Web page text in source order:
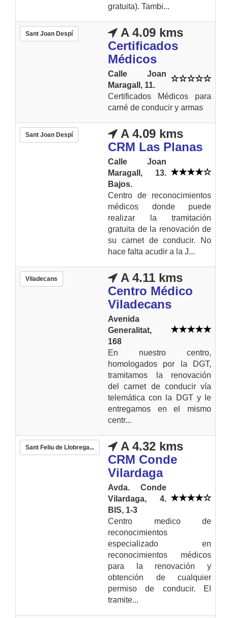
gratuita). Tambi...
Sant Joan Despí
A 4.09 kms
Certificados
Médicos
Calle Joan
Maragall, 11.
Certificados Médicos para
carné de conducir y armas
Sant Joan Despí
A 4.09 kms
CRM Las Planas
Calle Joan
Maragall, 13.
Bajos.
Centro de reconocimientos
médicos donde puede
realizar la tramitación
gratuita de la renovación de
su carnet de conducir. No
hace falta acudir a la J...
Viladecans
A 4.11 kms
Centro Médico
Viladecans
Avenida
Generalitat,
168
En nuestro centro,
homologados por la DGT,
tramitamos la renovación
del carnet de conducir vía
telemática con la DGT y le
entregamos en el mismo
centr...
Sant Feliu de Llobrega...
A 4.32 kms
CRM Conde
Vilardaga
Avda. Conde
Vilardaga, 4.
BIS, 1-3
Centro medico de
reconocimientos
especializado en
reconocimientos médicos
para la renovación y
obtención de cualquier
permiso de conducir. El
tramite...